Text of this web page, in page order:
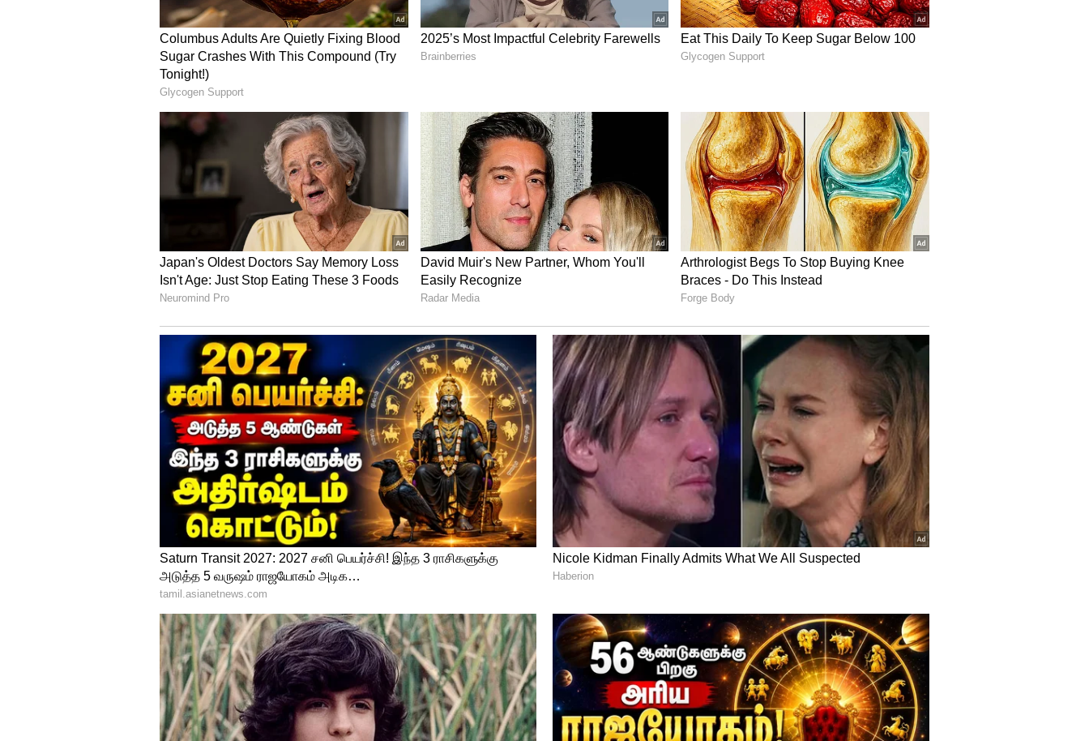
Image Credit :StockPhoto
மருதாணி, இந்துகோ, நெல்லிக்காய்
அந்த வகையில், மருதாணி, இந்துகோ, நெல்லிக்காய் போன்ற மூலிகைகளை
கொண்டு வீட்டிலேயே தயாரிக்கக்கூடிய ஹெர்பல் ஹேர் டை மிகவும் பிரபலமாகி
வருகிறது. இந்த இயற்கை கலவை முடியை கருப்பாக்குவதோடு மட்டுமல்லாமல்,
அதன் ஆரோக்கியத்தையும் பாதுகாக்க உதவுகிறது.
4
10
Image Credit :StockPhoto
நரைமுடி ஏன் ஏற்படுகிறது?
முடியின் நிறத்திற்கு காரணமான மெலனின் (Melanin) என்ற நிறமி